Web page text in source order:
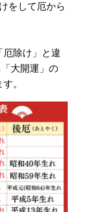
をして厄から
厄除け」と違
大開運」の
。